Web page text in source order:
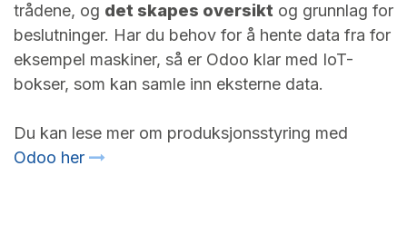
trådene, og det skapes oversikt og grunnlag for
beslutninger. Har du behov for å hente data fra for
eksempel maskiner, så er Odoo klar med IoT-
bokser, som kan samle inn eksterne data.
Du kan lese mer om produksjonsstyring med
Odoo her